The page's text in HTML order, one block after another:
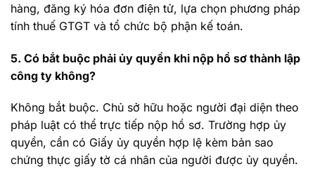
hàng, đăng ký hóa đơn điện tử, lựa chọn phương pháp
tính thuế GTGT và tổ chức bộ phận kế toán.
5. Có bắt buộc phải ủy quyền khi nộp hồ sơ thành lập
công ty không?
Không bắt buộc. Chủ sở hữu hoặc người đại diện theo
pháp luật có thể trực tiếp nộp hồ sơ. Trường hợp ủy
quyền, cần có Giấy ủy quyền hợp lệ kèm bản sao
chứng thực giấy tờ cá nhân của người được ủy quyền.